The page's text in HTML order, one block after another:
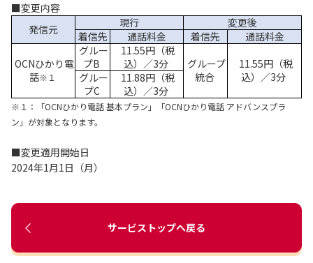
■変更内容
発信元
現行
変更後
着信先
通話料金 着信先
通話料金
OCNひかり電
話※１
グルー
プB
11.55円（税
込）／3分
グループ
統合
11.55円（税
込）／3分
グルー
プC
11.88円（税
込）／3分
※１：「OCNひかり電話 基本プラン」「OCNひかり電話 アドバンスプラ
ン」が対象となります。
■変更適用開始日
2024年1月1日（月）
サービストップへ戻る